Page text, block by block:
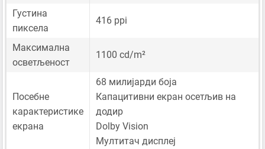
Густина
пиксела
416 ppi
Максимална
осветљеност
1100 cd/m²
Посебне
карактеристике
екрана
68 милијарди боја
Капацитивни екран осетљив на
додир
Dolby Vision
Мултитач дисплеј